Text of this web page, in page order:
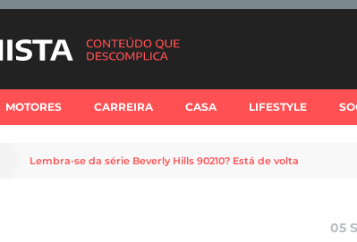
MOTORES CARREIRA CASA LIFESTYLE
Lembra-se da série Beverly Hills 90210? Está de volta
05